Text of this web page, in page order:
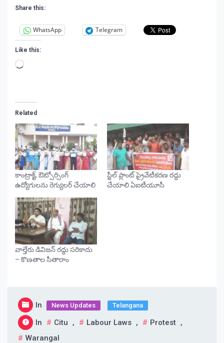
Share this:
WhatsApp Telegram
Like this:
Loading…
Related
కాంట్రాక్ట్, ఔట్సోర్సింగ్
ఉద్యోగులను రెగ్యులర్ చేయాలి
స్టీల్ ప్లాంట్ ప్రైవేటీకరణ రద్దు
చేయాలి ఏఐటీయూసీ
వాల్తేరు డివిజన్ రద్దు సరికాదు
– కొణతాల సీతారాం
In News Updates Telangana
In Citu , Labour Laws , Protest ,
Warangal